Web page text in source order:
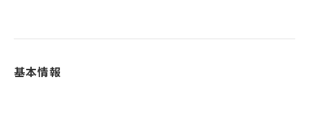
基本情報